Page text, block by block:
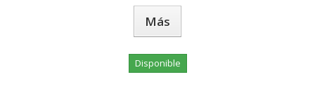
Más
Disponible